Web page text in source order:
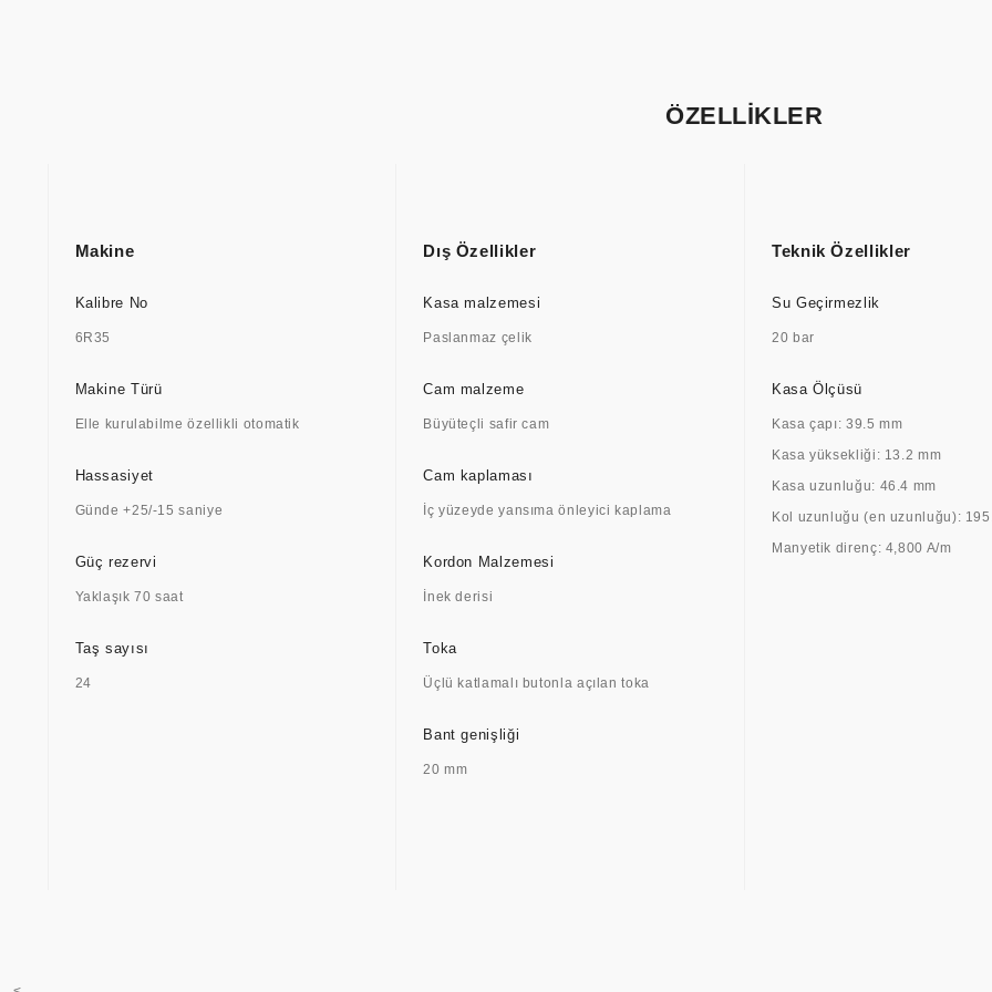
ÖZELLİKLER
Makine
Kalibre No
6R35
Makine Türü
Elle kurulabilme özellikli otomatik
Hassasiyet
Günde +25/-15 saniye
Güç rezervi
Yaklaşık 70 saat
Taş sayısı
24
Dış Özellikler
Kasa malzemesi
Paslanmaz çelik
Cam malzeme
Büyüteçli safir cam
Cam kaplaması
İç yüzeyde yansıma önleyici kaplama
Kordon Malzemesi
İnek derisi
Toka
Üçlü katlamalı butonla açılan toka
Bant genişliği
20 mm
Teknik Özellikler
Su Geçirmezlik
20 bar
Kasa Ölçüsü
Kasa çapı: 39.5 mm
Kasa yüksekliği: 13.2 mm
Kasa uzunluğu: 46.4 mm
Kol uzunluğu (en uzunluğu):
Manyetik direnç: 4,800 A/m